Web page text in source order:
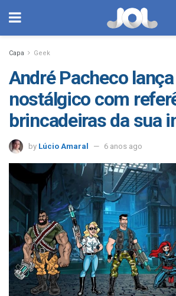
Capa Geek
André Pacheco
nostálgico com
brincadeiras da sua
by Lúcio Amaral 6 anos ago